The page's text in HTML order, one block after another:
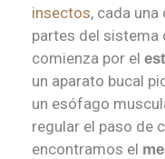
insectos, cada
partes del sistema
comienza por el
un aparato bucal
un esófago
regular el paso de
encontramos el